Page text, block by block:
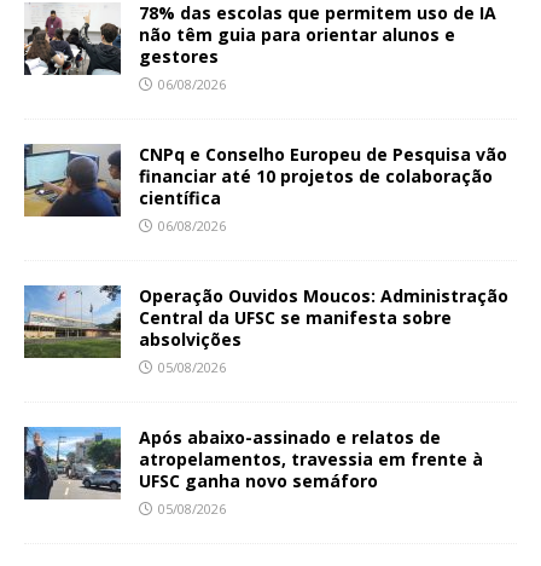
78% das escolas que permitem uso de IA
não têm guia para orientar alunos e
gestores
06/08/2026
CNPq e Conselho Europeu de Pesquisa vão
financiar até 10 projetos de colaboração
científica
06/08/2026
Operação Ouvidos Moucos: Administração
Central da UFSC se manifesta sobre
absolvições
05/08/2026
Após abaixo-assinado e relatos de
atropelamentos, travessia em frente à
UFSC ganha novo semáforo
05/08/2026